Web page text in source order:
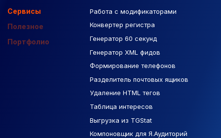
Сервисы
Полезное
Портфолио
Работа с модификаторами
Конвертер регистра
Генератор 60 секунд
Генератор XML фидов
Формирование телефонов
Разделитель почтовых ящиков
Удаление HTML тегов
Таблица интересов
Выгрузка из TGStat
Компоновщик для Я.Аудиторий
Подборка сайтов
Макеты Figma
База Яндекс Карты
РСЯ площадки
Созданные сайты
Контекстная реклама